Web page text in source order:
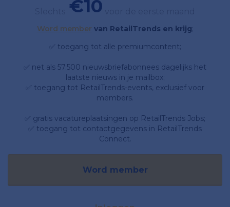
€10
Word member van RetailTrends en krijg;
✅ toegang tot alle premiumcontent;
✅ net als 57.500 nieuwsbriefabonnees dagelijks het
laatste nieuws in je mailbox;
✅ toegang tot RetailTrends-events, exclusief voor
members.
✅ gratis vacatureplaatsingen op RetailTrends Jobs;
✅ toegang tot contactgegevens in RetailTrends
Connect.
Word member